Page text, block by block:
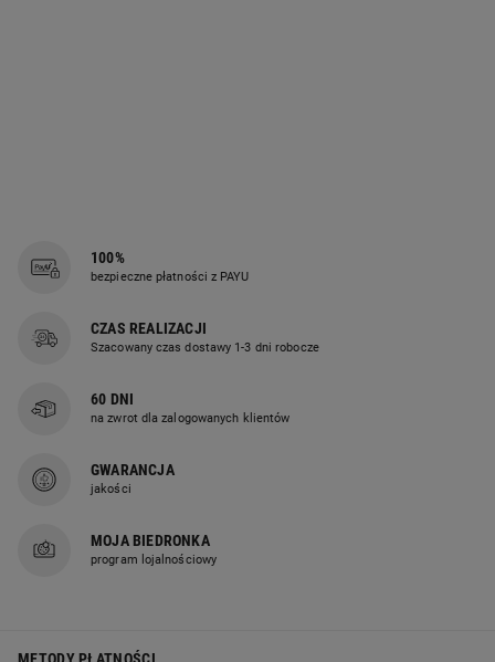
100%
bezpieczne płatności z PAYU
CZAS REALIZACJI
Szacowany czas dostawy 1-3 dni robocze
60 DNI
na zwrot dla zalogowanych klientów
GWARANCJA
jakości
MOJA BIEDRONKA
program lojalnościowy